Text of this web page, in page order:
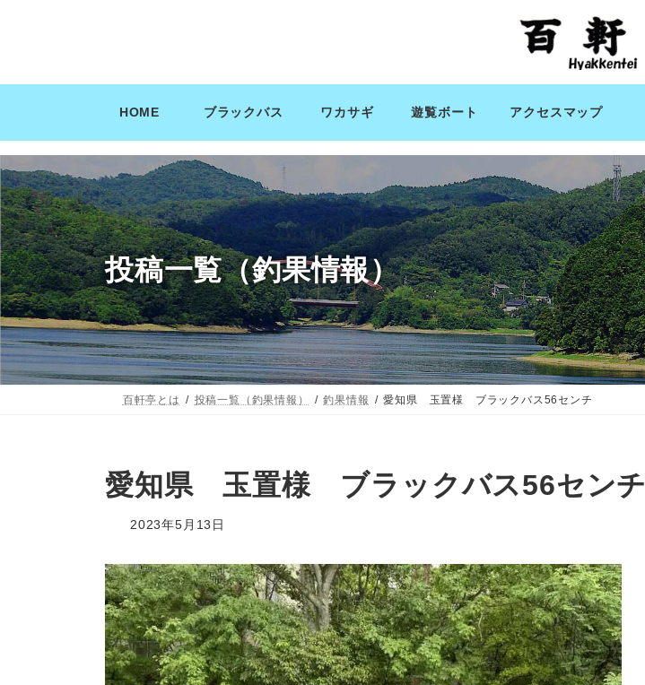
ン
ス
キ
ッ
プ
ー
ン
に
移
動
HOME ブラックバス ワカサギ 遊覧ボート アクセスマップ
投稿一覧（釣果情報）
百軒亭とは 投稿一覧（釣果情報） 釣果情報 愛知県 玉置様 ブラックバス56センチ
愛知県 玉置様 ブラックバス56センチ
2023年5月13日